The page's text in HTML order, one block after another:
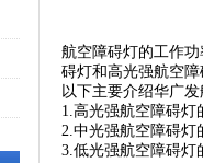
航空障碍灯的工作
碍灯和高光强航空障
以下主要介绍华广
1.高光强航空障碍灯
2.中光强航空障碍灯
3.低光强航空障碍灯